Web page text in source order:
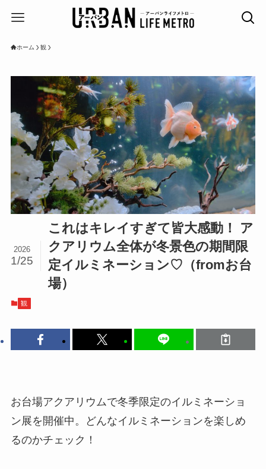
ホーム 観
これはキレイすぎて皆大感動！ ア
クアリウム全体が冬景色の期間限
定イルミネーション♡（fromお台
場）
2026
1/25
観
お台場アクアリウムで冬季限定のイルミネーショ
ン展を開催中。どんなイルミネーションを楽しめ
るのかチェック！